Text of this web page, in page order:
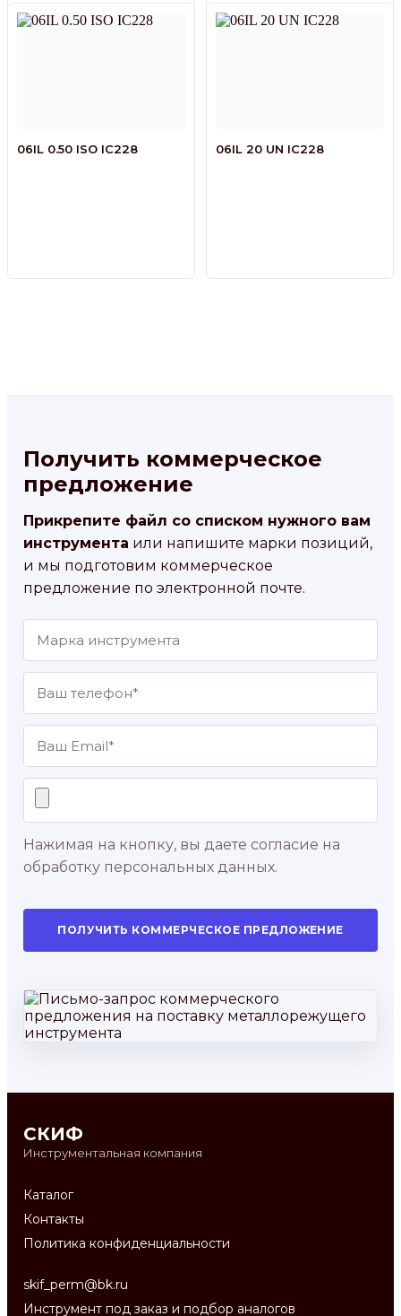
06IL 0.50 ISO IC228 06IL 20 UN IC228
Получить коммерческое
предложение
Прикрепите файл со списком нужного вам
инструмента или напишите марки позиций,
и мы подготовим коммерческое
предложение по электронной почте.
Нажимая на кнопку, вы даете согласие на
обработку персональных данных.
ПОЛУЧИТЬ КОММЕРЧЕСКОЕ ПРЕДЛОЖЕНИЕ
СКИФ
Инструментальная компания
Каталог
Контакты
Политика конфиденциальности
skif_perm@bk.ru
Инструмент под заказ и подбор аналогов